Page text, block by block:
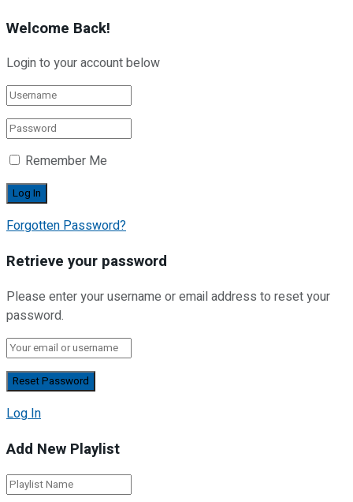
Welcome Back!
Login to your account below
Remember Me
Forgotten Password?
Retrieve your password
Please enter your username or email address to reset your
password.
Log In
Add New Playlist